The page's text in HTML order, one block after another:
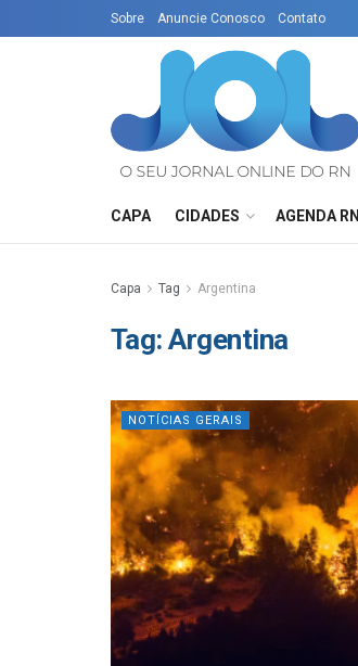
Sobre Anuncie Conosco Contato
CAPA CIDADES AGENDA RN
Capa Tag Argentina
Tag:Argentina
NOTÍCIAS GERAIS